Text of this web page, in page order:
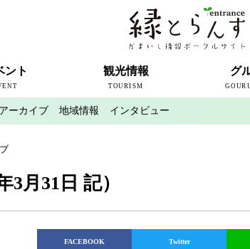
ント
情報
観光情報
TOURISM
近代製鉄発祥の地
観光スポット
宿泊情報
釜石情報交流センター
魚河岸テラス
うのすまい・トモス
根浜シーサイド
SL銀河
三陸鉄道
グ
ーカイブ 地域情報 インタビュー
3月31日 記）
FACEBOOK Twitter